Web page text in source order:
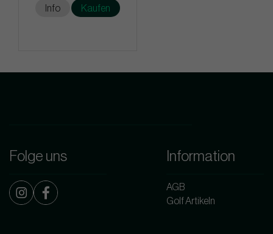
Info Kaufen
Folge uns Information
AGB
Golf Artikeln